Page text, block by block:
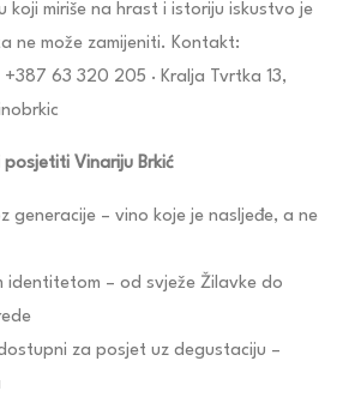
koji miriše na hrast i istoriju iskustvo je
ne može zamijeniti. Kontakt:
+387 63 320 205 · Kralja Tvrtka 13,
Vinariju Brkić
generacije – vino koje je nasljeđe, a ne
identitetom – od svježe Žilavke do
za posjet uz degustaciju –